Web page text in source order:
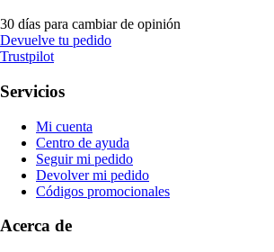
30 días para cambiar de opinión
Devuelve tu pedido
Trustpilot
Servicios
Mi cuenta
Centro de ayuda
Seguir mi pedido
Devolver mi pedido
Códigos promocionales
Acerca de